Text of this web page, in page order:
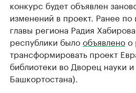
конкурс будет объявлен
изменений в проект. Ранее по
главы региона Радия
республики былообъявленоо
трансформировать проект
библиотеки во Дворец науки
Башкортостана).